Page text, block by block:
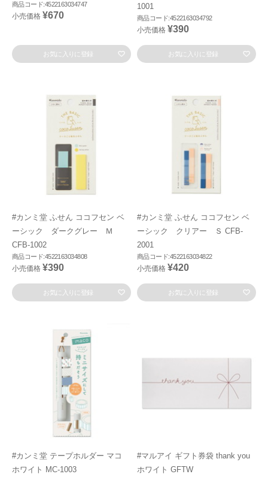
商品コード:4522163034747
小売価格 ¥670
お気に入りに登録
1001
商品コード:4522163034792
小売価格 ¥390
お気に入りに登録
#カンミ堂 ふせん ココフセン ベ
ーシック ダークグレー Ｍ
CFB-1002
商品コード:4522163034808
小売価格 ¥390
お気に入りに登録
#カンミ堂 ふせん ココフセン ベ
ーシック クリアー Ｓ CFB-
2001
商品コード:4522163034822
小売価格 ¥420
お気に入りに登録
#カンミ堂 テープホルダー マコ
ホワイト MC-1003
#マルアイ ギフト券袋 thank you
ホワイト GFTW